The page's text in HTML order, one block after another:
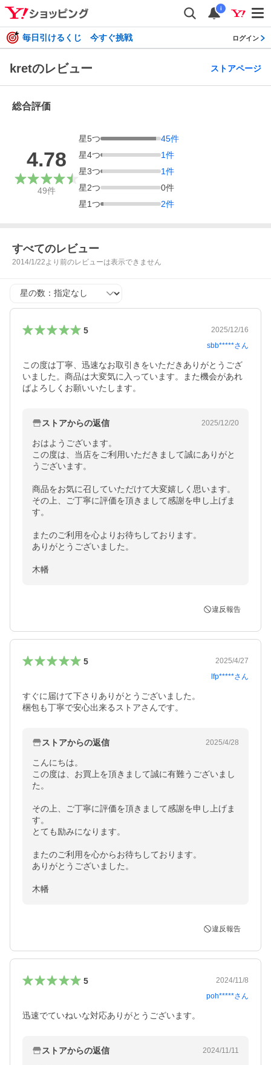
i
毎日引けるくじ 今すぐ挑戦 ログイン
kretのレビュー ストアページ
総合評価
4.78
49件
星5つ 45件
星4つ 1件
星3つ 1件
星2つ 0件
星1つ 2件
すべてのレビュー
2014/1/22より前のレビューは表示できません
星の数
5
2025/12/16
sbb*****さん
この度は丁寧、迅速なお取引きをいただきありがとうござ
いました。商品は大変気に入っています。また機会があれ
ばよろしくお願いいたします。
ストアからの返信 2025/12/20
おはようございます。
この度は、当店をご利用いただきまして誠にありがと
うございます。
商品をお気に召していただけて大変嬉しく思います。
その上、ご丁寧に評価を頂きまして感謝を申し上げま
す。
またのご利用を心よりお待ちしております。
ありがとうございました。
木幡
違反報告
5
2025/4/27
lfp*****さん
すぐに届けて下さりありがとうございました。
梱包も丁寧で安心出来るストアさんです。
ストアからの返信 2025/4/28
こんにちは。
この度は、お買上を頂きまして誠に有難うございまし
た。
その上、ご丁寧に評価を頂きまして感謝を申し上げま
す。
とても励みになります。
またのご利用を心からお待ちしております。
ありがとうございました。
木幡
違反報告
5
2024/11/8
poh*****さん
迅速でていねいな対応ありがとうございます。
ストアからの返信 2024/11/11